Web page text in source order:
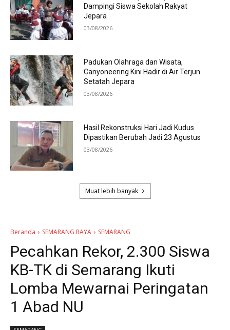
Dampingi Siswa Sekolah Rakyat
Jepara
03/08/2026
Padukan Olahraga dan Wisata,
Canyoneering Kini Hadir di Air Terjun
Setatah Jepara
03/08/2026
Hasil Rekonstruksi Hari Jadi Kudus
Dipastikan Berubah Jadi 23 Agustus
03/08/2026
Muat lebih banyak